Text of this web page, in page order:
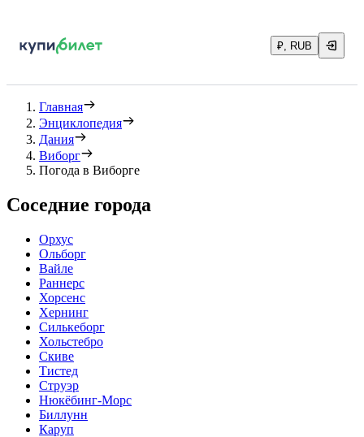
₽, RUB
Главная
Энциклопедия
Дания
Виборг
Погода в Виборге
Соседние города
Орхус
Ольборг
Вайле
Раннерс
Хорсенс
Хернинг
Силькеборг
Хольстебро
Скиве
Тистед
Струэр
Нюкёбинг-Морс
Биллунн
Каруп